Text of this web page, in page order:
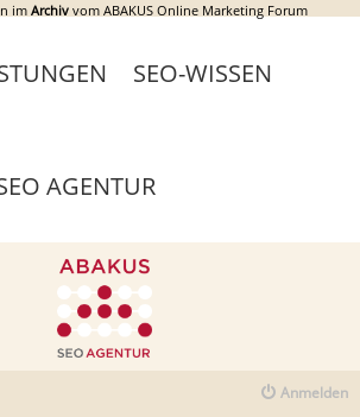
im Archiv vom ABAKUS Online Marketing Forum
SEO-WISSEN
AGENTUR
Anmelden